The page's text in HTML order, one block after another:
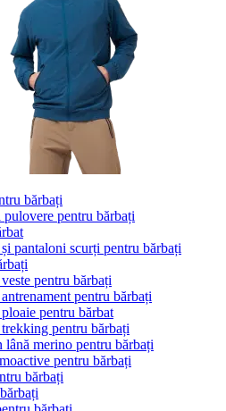
bărbați
pentru bărbați
pantaloni scurți pentru bărbați
pentru bărbați
pentru bărbați
pentru bărbat
pentru bărbați
lână merino pentru bărbați
pentru bărbați
bărbați